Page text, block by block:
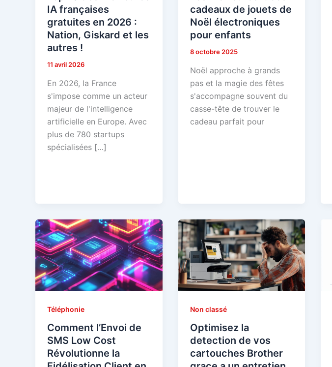
IA françaises
gratuites en 2026 :
Nation, Giskard et les
autres !
11 avril 2026
En 2026, la France
s'impose comme un acteur
majeur de l'intelligence
artificielle en Europe. Avec
plus de 780 startups
spécialisées […]
cadeaux de jouets de
Noël électroniques
pour enfants
8 octobre 2025
Noël approche à grands
pas et la magie des fêtes
s'accompagne souvent du
casse-tête de trouver le
cadeau parfait pour
Téléphonie
Comment l’Envoi de
SMS Low Cost
Révolutionne la
Non classé
Optimisez la
detection de vos
cartouches Brother